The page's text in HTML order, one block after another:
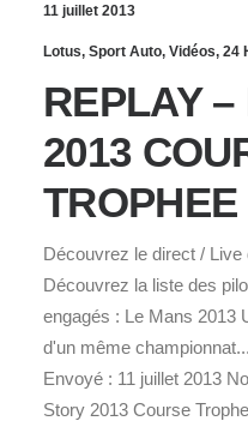
11 juillet 2013
Lotus, Sport Auto, Vidéos, 24
REPLAY
2013
Découvrez le direct /
Découvrez la liste des
engagés : Le Mans 2013
d'un même
Envoyé : 11 juillet 2013
Story 2013 Course